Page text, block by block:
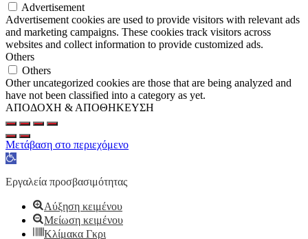
Advertisement
Advertisement cookies are used to provide visitors with relevant ads
and marketing campaigns. These cookies track visitors across
websites and collect information to provide customized ads.
Others
Others
Other uncategorized cookies are those that are being analyzed and
have not been classified into a category as yet.
ΑΠΟΔΟΧΗ & ΑΠΟΘΗΚΕΥΣΗ
Μετάβαση στο περιεχόμενο
Ανοίξτε
γραμμή
Εργαλεία προσβασιμότητας
Αύξηση κειμένου
Μείωση κειμένου
Κλίμακα Γκρι